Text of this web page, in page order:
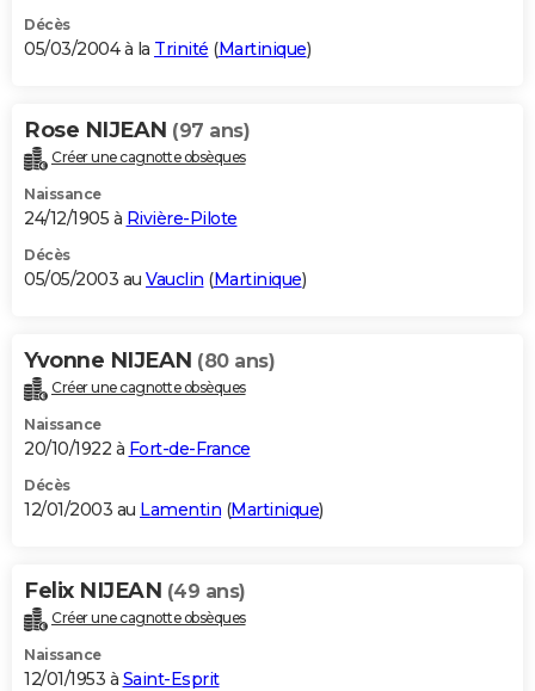
Décès
05/03/2004 à la Trinité (Martinique)
Rose NIJEAN (97 ans)
Créer une cagnotte obsèques
Naissance
24/12/1905 à Rivière-Pilote
Décès
05/05/2003 au Vauclin (Martinique)
Yvonne NIJEAN (80 ans)
Créer une cagnotte obsèques
Naissance
20/10/1922 à Fort-de-France
Décès
12/01/2003 au Lamentin (Martinique)
Felix NIJEAN (49 ans)
Créer une cagnotte obsèques
Naissance
12/01/1953 à Saint-Esprit